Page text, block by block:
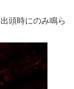
頭時にのみ鳴ら